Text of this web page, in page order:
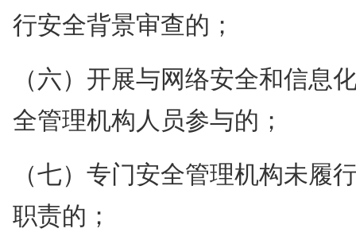
行安全背景审查的；
（六）开展与网络安全和信息
全管理机构人员参与的；
（七）专门安全管理机构未履
职责的；